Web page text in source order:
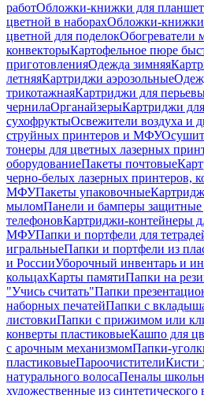
работОбложки-книжки для
цветной в наборахОбложки-книжки
цветной для поделокОбогреватели
конвекторыКартофельное пюре
приготовленияОдежда зимняя
летняяКартриджи аэрозольные
трикотажнаяКартриджи для
чернилаОрганайзерыКартриджи
сухофруктыОсвежители воздуха и
струйных принтеров и МФУ
тонеры для цветных лазерных
оборудованиеПакеты почтовые
черно-белых лазерных принтеров,
МФУПакеты упаковочные
мыломПанели и бамперы защитные
телефоновКартриджи-контейнеры
МФУПапки и портфели для
игральныеПапки и портфели из
и РоссииУборочный инвентарь и
кольцахКарты памятиПапки на
"Учись считать"Папки
наборных печатейПапки с
листовкиПапки с прижимом или
конверты пластиковыеКашпо для
с арочным механизмомПапки-
пластиковыеПароочистителиКисти
натурального волосаПеналы
художественные из синтетического